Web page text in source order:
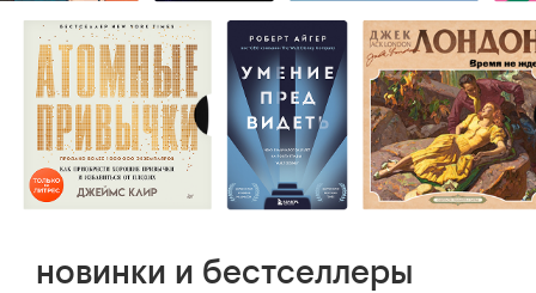
новинки и бестселлеры